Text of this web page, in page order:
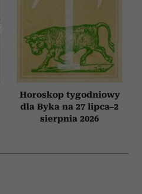
Horoskop tygodniowy
dla Byka na 27 lipca–2
sierpnia 2026